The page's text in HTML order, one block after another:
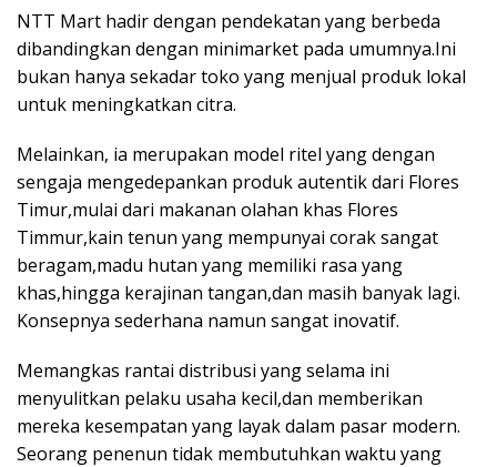
NTT Mart hadir dengan pendekatan yang berbeda
dibandingkan dengan minimarket pada umumnya.Ini
bukan hanya sekadar toko yang menjual produk lokal
untuk meningkatkan citra.
Melainkan, ia merupakan model ritel yang dengan
sengaja mengedepankan produk autentik dari Flores
Timur,mulai dari makanan olahan khas Flores
Timmur,kain tenun yang mempunyai corak sangat
beragam,madu hutan yang memiliki rasa yang
khas,hingga kerajinan tangan,dan masih banyak lagi.
Konsepnya sederhana namun sangat inovatif.
Memangkas rantai distribusi yang selama ini
menyulitkan pelaku usaha kecil,dan memberikan
mereka kesempatan yang layak dalam pasar modern.
Seorang penenun tidak membutuhkan waktu yang